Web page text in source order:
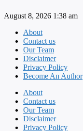
to
August 8, 2026 1:38 am
About
Contact us
Our Team
Disclaimer
Privacy Policy
Become An Author
About
Contact us
Our Team
Disclaimer
Privacy Policy